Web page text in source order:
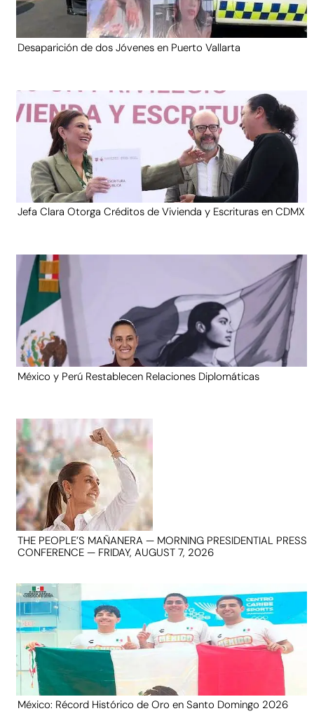
Desaparición de dos Jóvenes en Puerto Vallarta
Jefa Clara Otorga Créditos de Vivienda y Escrituras en CDMX
México y Perú Restablecen Relaciones Diplomáticas
THE PEOPLE’S MAÑANERA — MORNING PRESIDENTIAL PRESS
CONFERENCE — FRIDAY, AUGUST 7, 2026
México: Récord Histórico de Oro en Santo Domingo 2026